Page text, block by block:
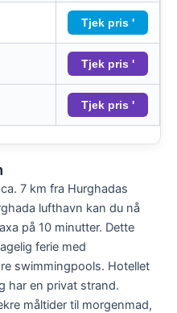
Tjek pris '
Tjek pris '
Tjek pris '
7 km fra Hurghadas
lufthavn kan du nå
på 10 minutter. Dette
ferie med
swimmingpools. Hotellet
har en privat strand.
måltider til morgenmad,